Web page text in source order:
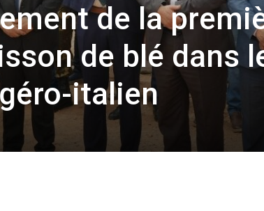
de la
de blé dans
italien